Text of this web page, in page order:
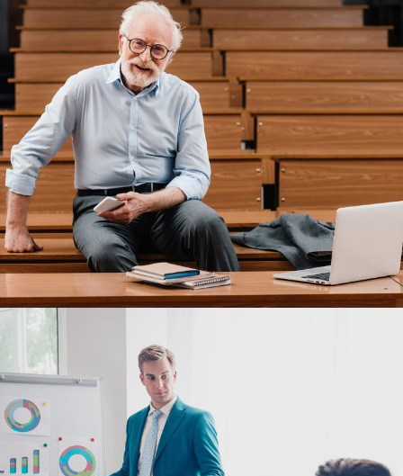
6 DE JUNIO DE 2016
BY SECUREADMIN_WP9K3